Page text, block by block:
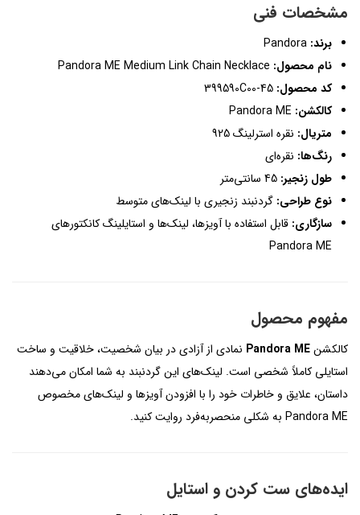
مشخصات فنی
برند:
نام محصول:
کد محصول:
کالکشن:
متریال: نقره استرلینگ 925
رنگ‌ها: نقره‌ای
طول زنجیر:
نوع طراحی: گردنبند زنجیری با لینک‌های متوسط
سازگاری: قابل استفاده با آویزها، لینک‌ها و استایلینگ کانکتورهای
Pandora ME
مفهوم محصول
کالکشنPandora ME نمادی از آزادی در بیان شخصیت، خلاقیت و ساخت
استایلی کاملاً شخصی است. لینک‌های این گردنبند به شما امکان می‌دهند
داستان، علایق و خاطرات خود را با افزودن آویزها و لینک‌های مخصوص
Pandora ME به شکلی منحصربه‌فرد روایت کنید.
ایده‌های ست کردن و استایل